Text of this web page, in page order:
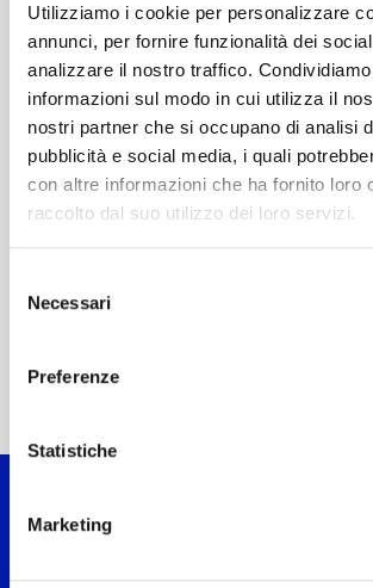
Utilizziamo i cookie per personalizzare
annunci, per fornire funzionalità dei
analizzare il nostro traffico.
informazioni sul modo in cui utilizza il
nostri partner che si occupano di analisi
pubblicità e social media, i quali
con altre informazioni che ha fornito loro
raccolto dal suo utilizzo dei loro servizi.
delNecessari
Preferenze
Statistiche
Marketing
SINGOLI
I singoli più rappresentativi di Kaori Muraji, tra successi storici e nuove uscite.
KAORI MURAJI
Kakariko Village (Arr.
Koseki for Guitar)
IG 4 / FROM "THE LEGEND OF ZELDA" / DOLBY ATMOS
Digitale
KAORI
Wolven
Morgan
Guitar]
Digitale
CHI